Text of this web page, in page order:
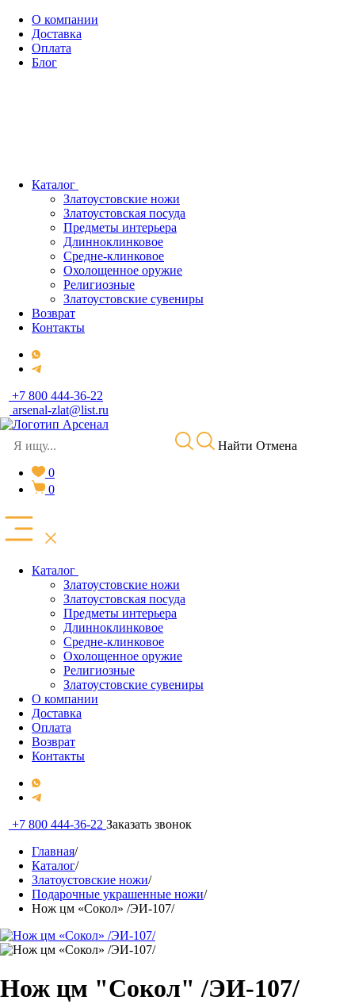
О компании
Доставка
Оплата
Блог
Каталог
Златоустовские ножи
Златоустовская посуда
Предметы интерьера
Длинноклинковое
Средне-клинковое
Охолощенное оружие
Религиозные
Златоустовские сувениры
Возврат
Контакты
+7 800 444-36-22
arsenal-zlat@list.ru
Найти Отмена
0
0
Каталог
Златоустовские ножи
Златоустовская посуда
Предметы интерьера
Длинноклинковое
Средне-клинковое
Охолощенное оружие
Религиозные
Златоустовские сувениры
О компании
Доставка
Оплата
Возврат
Контакты
+7 800 444-36-22 Заказать звонок
Главная/
Каталог/
Златоустовские ножи/
Подарочные украшенные ножи/
Нож цм «Сокол» /ЭИ-107/
Нож цм "Сокол" /ЭИ-107/